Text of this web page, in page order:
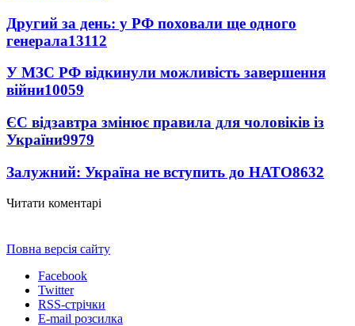
Другий за день: у РФ поховали ще одного
генерала13112
У МЗС РФ відкинули можливість завершення
війни10059
ЄС відзавтра змінює правила для чоловіків із
України9979
Залужний: Україна не вступить до НАТО8632
Читати коментарі
Повна версія сайту
Facebook
Twitter
RSS-стрічки
E-mail розсилка